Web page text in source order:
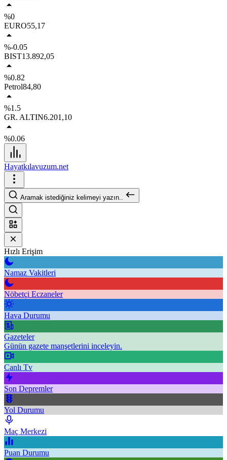
%0
EURO55,17
%-0.05
BIST13.892,05
%0.82
Petrol84,80
%1.5
GR. ALTIN6.201,10
%0.06
Hayatkılavuzum.net
Aramak istediğiniz kelimeyi yazın..
Hızlı Erişim
Namaz Vakitleri
Nöbetçi Eczaneler
Hava Durumu
Gazeteler
Günün gazete manşetlerini inceleyin.
Canlı Tv
Son Depremler
Yol Durumu
Maç Merkezi
Puan Durumu